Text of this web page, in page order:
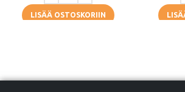
LISÄÄ OSTOSKORIIN